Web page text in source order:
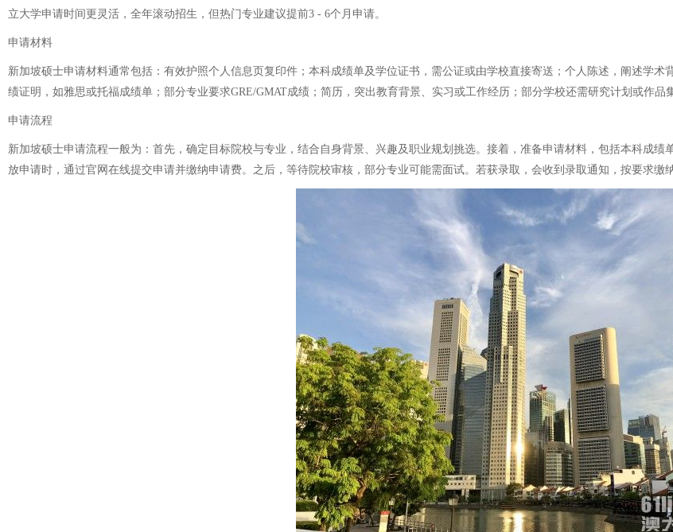
立大学申请时间更灵活，全年滚动招生，但热门专业建议提前3 - 6个月申请。
申请材料
新加坡硕士申请材料通常包括：有效护照个人信息页复印件；本科成绩单及学位证书，需公证或由学校直接寄送；个人陈述，阐述学
绩证明，如雅思或托福成绩单；部分专业要求GRE/GMAT成绩；简历，突出教育背景、实习或工作经历；部分学校还需研究计划或作品
申请流程
新加坡硕士申请流程一般为：首先，确定目标院校与专业，结合自身背景、兴趣及职业规划挑选。接着，准备申请材料，包括本科成
放申请时，通过官网在线提交申请并缴纳申请费。之后，等待院校审核，部分专业可能需面试。若获录取，会收到录取通知，按要求缴